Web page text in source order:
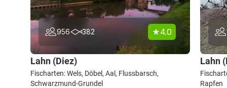
956 382 4.0
Lahn (Diez)
Fischarten: Wels, Döbel, Aal, Flussbarsch,
Schwarzmund-Grundel
Lahn
Rapfen